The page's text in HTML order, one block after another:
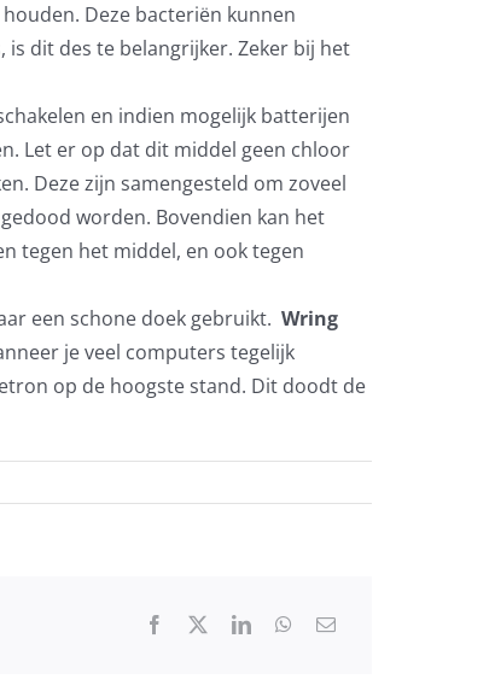
Deze bacteriën kunnen
is dit des te belangrijker. Zeker bij het
en indien mogelijk batterijen
Let er op dat dit middel geen chloor
Deze zijn samengesteld om zoveel
worden. Bovendien kan het
tegen het middel, en ook tegen
een schone doek gebruikt. Wring
je veel computers tegelijk
op de hoogste stand. Dit doodt de